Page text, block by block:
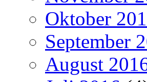
Oktober
September
August